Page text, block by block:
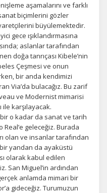
aşamalarını ve farklı
biçimlerini gözler
büyülemektedir.
gece ışıklandırmasına
aslanlar tarafından
doğa tanrıçası Kibele’nin
Çeşmesi ve onun
bir anda kendimizi
Via’da bulacağız. Bu zarif
ve Modernist mimarisi
karşılayacak.
o kadar da sanat ve tarih
geleceğiz. Burada
olan ve insanlar tarafından
yandan da ayaküstü
olarak kabul edilen
San Miguel’in ardından
anlamda mimari bir
gideceğiz. Turumuzun